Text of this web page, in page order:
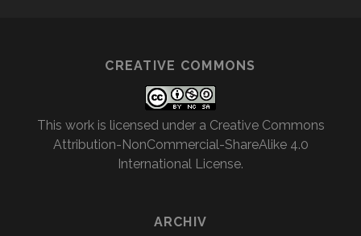
CREATIVE COMMONS
This work is licensed under a Creative Commons
Attribution-NonCommercial-ShareAlike 4.0
International License.
ARCHIV